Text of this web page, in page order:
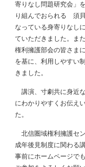
寄りなし問題研究会」
り組んでおられる 須
なっている身寄りなし
ていただきました。ま
権利擁護部会の皆さま
を基に、利用しやすい
きました。
講演、寸劇共に身近
にわかりやすくお伝え
た。
北信圏域権利擁護セ
成年後見制度に関わる
事前にホームページで